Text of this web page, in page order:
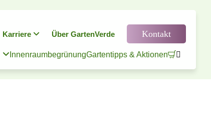
Karriere Über GartenVerde Kontakt
InnenraumbegrünungGartentipps & Aktionen 